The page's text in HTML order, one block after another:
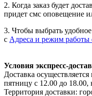
2. Когда заказ будет
придет смс оповещение
3. Чтобы выбрать
с Адреса и режим работы
Условия экспресс-
Доставка
пятницу с 12.00 до
Территория доставки: